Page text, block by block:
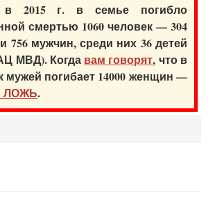
2015 г. в семье погибло
смертью 1060 человек — 304
мужчин, среди них 36 детей
МВД). Когда вам говорят, что в
мужей погибает 14000 женщин —
ЛОЖЬ.